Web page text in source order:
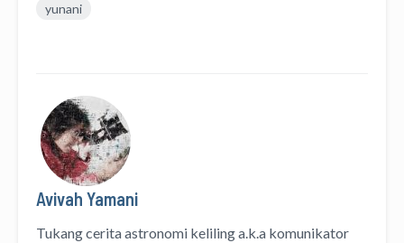
yunani
Avivah Yamani
Tukang cerita astronomi kelilinga.k.a komunikator